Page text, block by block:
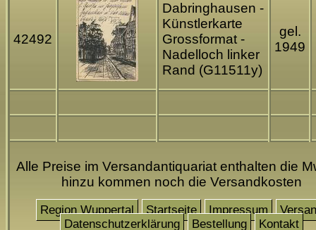
42492
Dabringhausen -
Künstlerkarte
Grossformat -
Nadelloch linker
Rand (G11511y)
gel.
1949
Alle Preise im Versandantiquariat enthalten die
hinzu kommen noch die Versandkosten
Region Wuppertal Startseite Impressum
Datenschutzerklärung
Bestellung Kontakt